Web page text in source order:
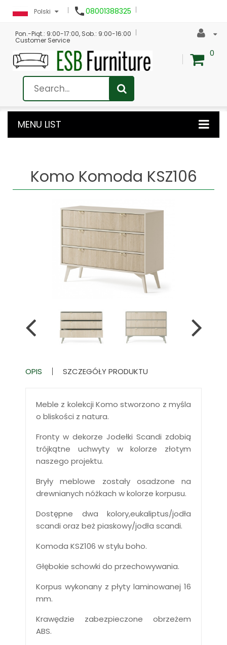
Polski 08001388325
Pon.-Piąt.: 9:00-17:00, Sob.: 9:00-16:00
Customer Service
0
MENU LIST
Komo Komoda KSZ106
OPIS SZCZEGÓŁY PRODUKTU
Meble z kolekcji Komo stworzono z myśla
o bliskości z natura.
Fronty w dekorze Jodełki Scandi zdobią
trójkątne uchwyty w kolorze złotym
naszego projektu.
Bryły meblowe zostały osadzone na
drewnianych nóżkach w kolorze korpusu.
Dostępne dwa kolory,eukaliptus/jodła
scandi oraz beż piaskowy/jodła scandi.
Komoda KSZ106 w stylu boho.
Głębokie schowki do przechowywania.
Korpus wykonany z płyty laminowanej 16
mm.
Krawędzie zabezpieczone obrzeżem
ABS.